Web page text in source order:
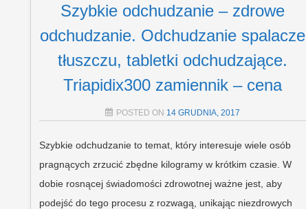
Szybkie odchudzanie – zdrowe
odchudzanie. Odchudzanie spalacze
tłuszczu, tabletki odchudzające.
Triapidix300 zamiennik – cena
POSTED ON 14 GRUDNIA, 2017
Szybkie odchudzanie to temat, który interesuje wiele osób
pragnących zrzucić zbędne kilogramy w krótkim czasie. W
dobie rosnącej świadomości zdrowotnej ważne jest, aby
podejść do tego procesu z rozwagą, unikając niezdrowych